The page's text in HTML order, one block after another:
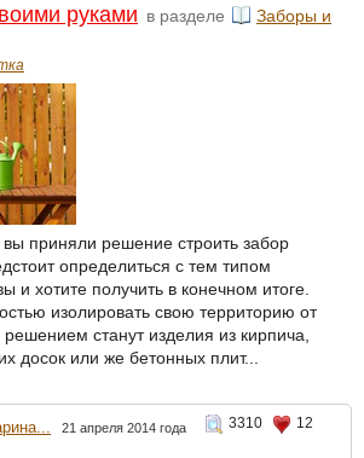
руками в разделе
Заборы и
вы приняли решение строить забор
определиться с тем типом
и хотите получить в конечном итоге.
изолировать свою территорию от
решением станут изделия из кирпича,
досок или же бетонных плит...
21 апреля 2014 года 3310
12